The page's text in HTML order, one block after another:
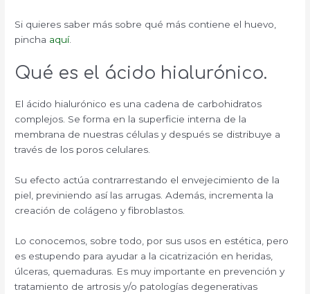
Si quieres saber más sobre qué más contiene el huevo,
pincha aquí.
Qué es el ácido hialurónico.
El ácido hialurónico es una cadena de carbohidratos
complejos. Se forma en la superficie interna de la
membrana de nuestras células y después se distribuye a
través de los poros celulares.
Su efecto actúa contrarrestando el envejecimiento de la
piel, previniendo así las arrugas. Además, incrementa la
creación de colágeno y fibroblastos.
Lo conocemos, sobre todo, por sus usos en estética, pero
es estupendo para ayudar a la cicatrización en heridas,
úlceras, quemaduras. Es muy importante en prevención y
tratamiento de artrosis y/o patologías degenerativas